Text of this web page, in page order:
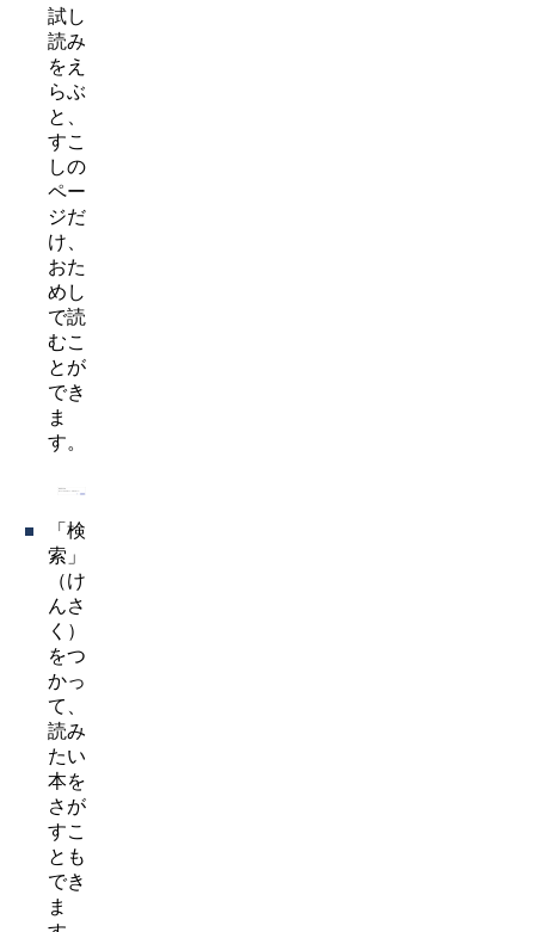
試し
読み
をえ
らぶ
と、
すこ
しの
ペー
ジだ
け、
おた
めし
で読
むこ
とが
でき
ま
す。
「検
索」
（け
んさ
く）
をつ
かっ
て、
読み
たい
本を
さが
すこ
とも
でき
ま